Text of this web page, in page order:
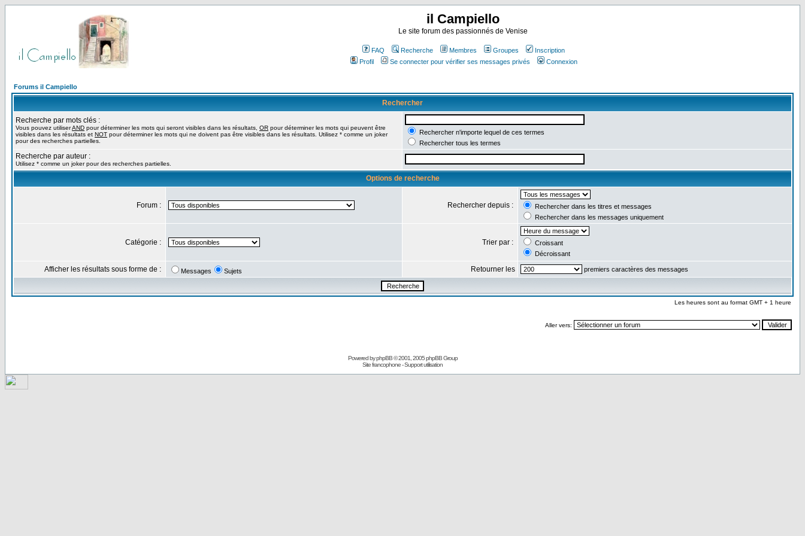
il Campiello
Le site forum des passionnés de Venise
FAQ Recherche Membres Groupes
Inscription
Profil
Se connecter pour vérifier ses messages privés Connexion
Forums il Campiello
Rechercher
Recherche par mots clés :
Vous pouvez utiliserAND pour déterminer les mots qui seront visibles dans les résultats, OR pour déterminer les mots qui peuvent être
visibles dans les résultats et NOT pour déterminer les mots qui ne doivent pas être visibles dans les résultats. Utilisez * comme un joker
pour des recherches partielles.
Rechercher n'importe lequel de ces termes
Rechercher tous les termes
Recherche par auteur :
Utilisez * comme un joker pour des recherches partielles.
Options de recherche
Forum : Rechercher depuis :
Rechercher dans les titres et messages
Rechercher dans les messages uniquement
Catégorie : Trier par :
Croissant
Décroissant
Afficher les résultats sous forme de : Messages Sujets Retourner les premiers caractères des messages
Les heures sont au format GMT + 1 heure
Aller vers:
Powered byphpBB© 2001, 2005 phpBB Group
Site francophone-Support utilisation